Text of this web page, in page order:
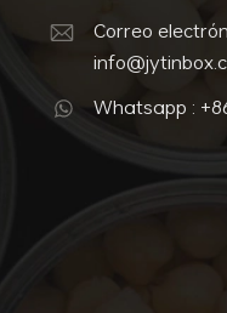
Correo
Whatsapp :